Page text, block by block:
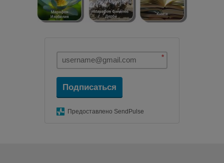
*
Подписаться
Предоставлено SendPulse